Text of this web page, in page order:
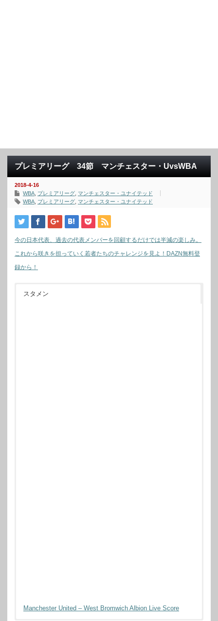
プレミアリーグ 34節 マンチェスター・UvsWBA
2018-4-16
WBA プレミアリーグ マンチェスター・ユナイテッド
WBA プレミアリーグ マンチェスター・ユナイテッド
今の日本代表、過去の代表メンバーを回顧するだけでは半減の楽しみ。
これから咲きを担っていく若者たちのチャレンジを見よ！DAZN無料登
録から！
スタメン
Manchester United – West Bromwich Albion Live Score